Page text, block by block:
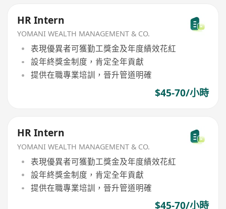
HR Intern
YOMANI WEALTH MANAGEMENT & CO.
表現優異者可獲勤工獎金及年度績效花紅
設年終獎金制度，肯定全年貢獻
提供在職專業培訓，晉升管道明確
$45-70/小時
HR Intern
YOMANI WEALTH MANAGEMENT & CO.
表現優異者可獲勤工獎金及年度績效花紅
設年終獎金制度，肯定全年貢獻
提供在職專業培訓，晉升管道明確
$45-70/小時